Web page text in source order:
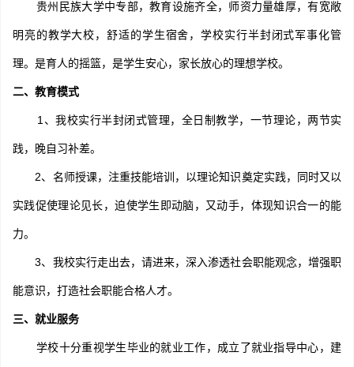
贵州民族大学中专部，教育设施齐全，师资力量雄厚，有宽敞
明亮的教学大校，舒适的学生宿舍，学校实行半封闭式军事化管
理。是育人的摇篮，是学生安心，家长放心的理想学校。
二、教育模式
1、我校实行半封闭式管理，全日制教学，一节理论，两节实
践，晚自习补差。
2、名师授课，注重技能培训，以理论知识奠定实践，同时又以
实践促使理论见长，迫使学生即动脑，又动手，体现知识合一的能
力。
3、我校实行走出去，请进来，深入渗透社会职能观念，增强职
能意识，打造社会职能合格人才。
三、就业服务
学校十分重视学生毕业的就业工作，成立了就业指导中心，建